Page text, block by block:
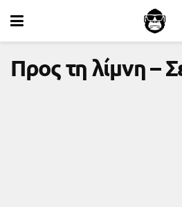
Προς τη λίμνη –